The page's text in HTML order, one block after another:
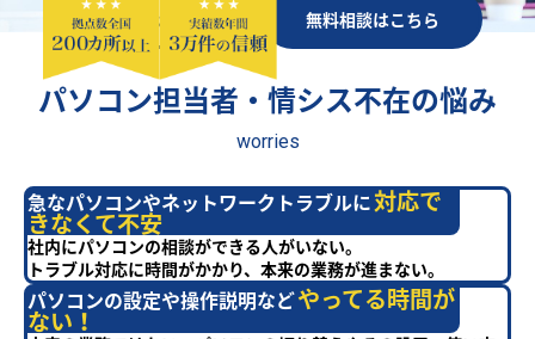
資料請求はこちら 無料相談はこちら
パソコン担当者・情シス不在の悩み
worries
急なパソコンやネットワークトラブルに対応で
きなくて不安
社内にパソコンの相談ができる人がいない。
トラブル対応に時間がかかり、本来の業務が進まない。
パソコンの設定や操作説明などやってる時間が
ない！